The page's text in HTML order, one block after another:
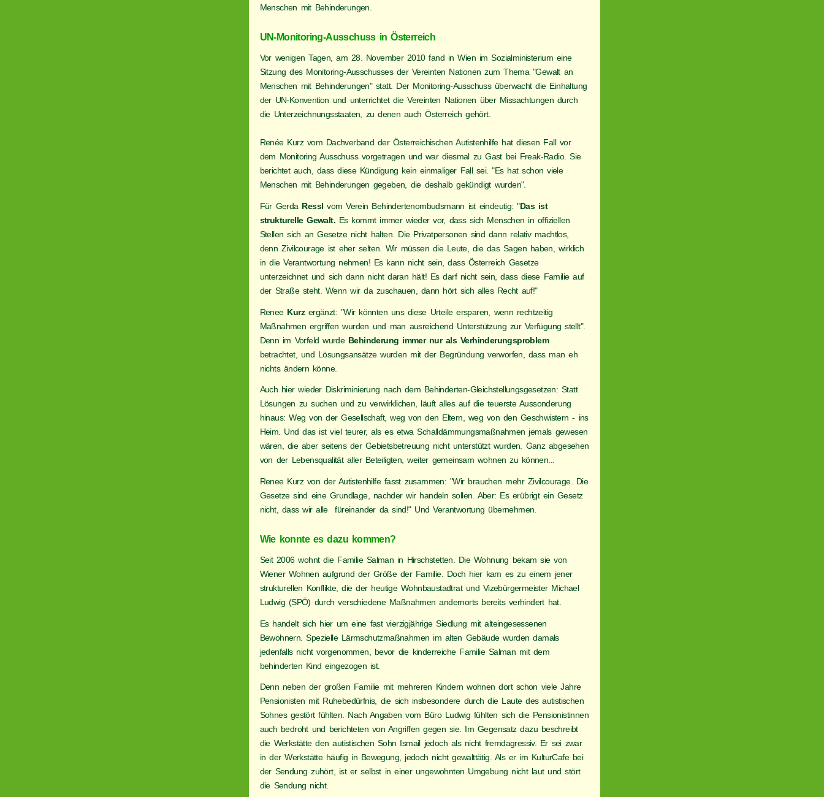
Menschen mit Behinderungen.
UN-Monitoring-Ausschuss in Österreich
Vor wenigen Tagen, am 28. November 2010 fand in Wien im Sozialministerium eine
Sitzung des Monitoring-Ausschusses der Vereinten Nationen zum Thema "Gewalt an
Menschen mit Behinderungen" statt. Der Monitoring-Ausschuss überwacht die Einhaltung
der UN-Konvention und unterrichtet die Vereinten Nationen über Missachtungen durch
die Unterzeichnungsstaaten, zu denen auch Österreich gehört.
Renée Kurz vom Dachverband der Österreichischen Autistenhilfe hat diesen Fall vor
dem Monitoring Ausschuss vorgetragen und war diesmal zu Gast bei Freak-Radio. Sie
berichtet auch, dass diese Kündigung kein einmaliger Fall sei. "Es hat schon viele
Menschen mit Behinderungen gegeben, die deshalb gekündigt wurden".
Für Gerda Resslvom Verein Behindertenombudsmann ist eindeutig: "Das ist
strukturelle Gewalt. Es kommt immer wieder vor, dass sich Menschen in offiziellen
Stellen sich an Gesetze nicht halten. Die Privatpersonen sind dann relativ machtlos,
denn Zivilcourage ist eher selten. Wir müssen die Leute, die das Sagen haben, wirklich
in die Verantwortung nehmen! Es kann nicht sein, dass Österreich Gesetze
unterzeichnet und sich dann nicht daran hält! Es darf nicht sein, dass diese Familie auf
der Straße steht. Wenn wir da zuschauen, dann hört sich alles Recht auf!"
Renee Kurz ergänzt: "Wir könnten uns diese Urteile ersparen, wenn rechtzeitig
Maßnahmen ergriffen wurden und man ausreichend Unterstützung zur Verfügung stellt".
Denn im Vorfeld wurde Behinderung immer nur als Verhinderungsproblem
betrachtet, und Lösungsansätze wurden mit der Begründung verworfen, dass man eh
nichts ändern könne.
Auch hier wieder Diskriminierung nach dem Behinderten-Gleichstellungsgesetzen: Statt
Lösungen zu suchen und zu verwirklichen, läuft alles auf die teuerste Aussonderung
hinaus: Weg von der Gesellschaft, weg von den Eltern, weg von den Geschwistern - ins
Heim. Und das ist viel teurer, als es etwa Schalldämmungsmaßnahmen jemals gewesen
wären, die aber seitens der Gebietsbetreuung nicht unterstützt wurden. Ganz abgesehen
von der Lebensqualität aller Beteiligten, weiter gemeinsam wohnen zu können...
Renee Kurz von der Autistenhilfe fasst zusammen: "Wir brauchen mehr Zivilcourage. Die
Gesetze sind eine Grundlage, nachder wir handeln sollen. Aber: Es erübrigt ein Gesetz
nicht, dass wir alle füreinander da sind!" Und Verantwortung übernehmen.
Wie konnte es dazu kommen?
Seit 2006 wohnt die Familie Salman in Hirschstetten. Die Wohnung bekam sie von
Wiener Wohnen aufgrund der Größe der Familie. Doch hier kam es zu einem jener
strukturellen Konflikte, die der heutige Wohnbaustadtrat und Vizebürgermeister Michael
Ludwig (SPÖ) durch verschiedene Maßnahmen andernorts bereits verhindert hat.
Es handelt sich hier um eine fast vierzigjährige Siedlung mit alteingesessenen
Bewohnern. Spezielle Lärmschutzmaßnahmen im alten Gebäude wurden damals
jedenfalls nicht vorgenommen, bevor die kinderreiche Familie Salman mit dem
behinderten Kind eingezogen ist.
Denn neben der großen Familie mit mehreren Kindern wohnen dort schon viele Jahre
Pensionisten mit Ruhebedürfnis, die sich insbesondere durch die Laute des autistischen
Sohnes gestört fühlten. Nach Angaben vom Büro Ludwig fühlten sich die Pensionistinnen
auch bedroht und berichteten von Angriffen gegen sie. Im Gegensatz dazu beschreibt
die Werkstätte den autistischen Sohn Ismail jedoch als nicht fremdagressiv. Er sei zwar
in der Werkstätte häufig in Bewegung, jedoch nicht gewalttätig. Als er im KulturCafe bei
der Sendung zuhört, ist er selbst in einer ungewohnten Umgebung nicht laut und stört
die Sendung nicht.